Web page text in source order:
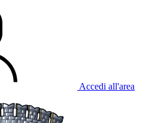
Accedi all'area